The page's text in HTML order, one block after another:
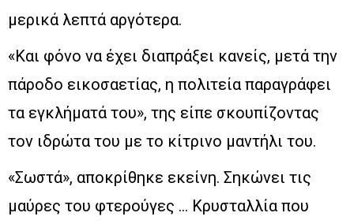
μερικά λεπτά αργότερα.
«Και φόνο να έχει διαπράξει κανείς, μετά την
πάροδο εικοσαετίας, η πολιτεία παραγράφει
τα εγκλήματά του», της είπε σκουπίζοντας
τον ιδρώτα του με το κίτρινο μαντήλι του.
«Σωστά», αποκρίθηκε εκείνη. Σηκώνει τις
μαύρες του φτερούγες … Κρυσταλλία που